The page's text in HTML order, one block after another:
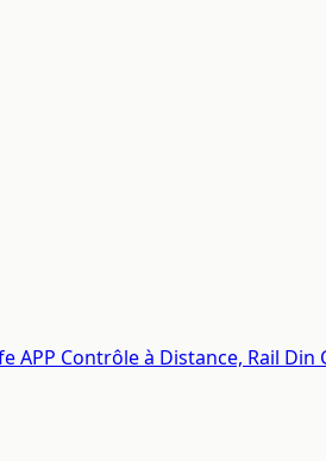
Contrôle à Distance, Rail